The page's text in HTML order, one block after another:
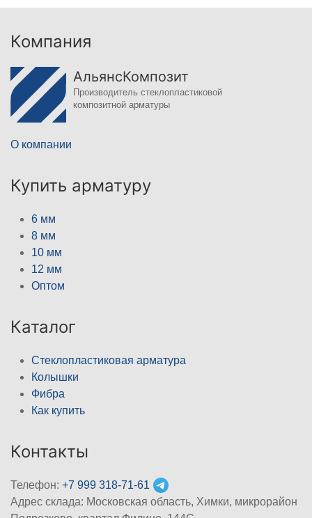
Компания
АльянсКомпозит
Производитель стеклопластиковой
композитной арматуры
О компании
Купить арматуру
6 мм
8 мм
10 мм
12 мм
Оптом
Каталог
Стеклопластиковая арматура
Колышки
Фибра
Как купить
Контакты
Телефон: +7 999 318-71-61
Адрес склада: Московская область, Химки, микрорайон